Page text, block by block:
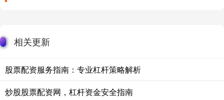
相关更新
股票配资服务指南：专业杠杆策略解析
炒股股票配资网，杠杆资金安全指南